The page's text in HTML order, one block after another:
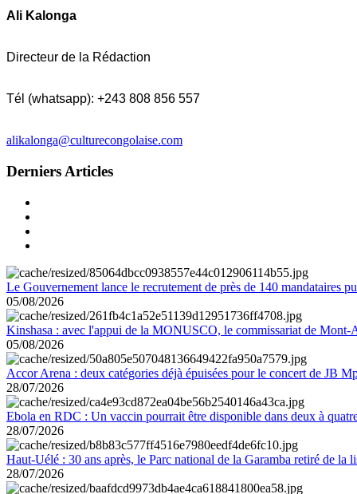
Ali Kalonga
Directeur de la Rédaction
Tél (whatsapp): +243 808 856 557
alikalonga@culturecongolaise.com
Derniers Articles
Le Gouvernement lance le recrutement de près de 140 mandataires
05/08/2026
Kinshasa : avec l'appui de la MONUSCO, le commissariat de Mont-
05/08/2026
Accor Arena : deux catégories déjà épuisées pour le concert de JB
28/07/2026
Ebola en RDC : Un vaccin pourrait être disponible dans deux à
28/07/2026
Haut-Uélé : 30 ans après, le Parc national de la Garamba retiré de la
28/07/2026